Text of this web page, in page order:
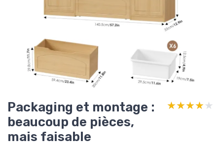
Packaging et montage :
beaucoup de pièces,
mais faisable
★★★★★
★★★★★